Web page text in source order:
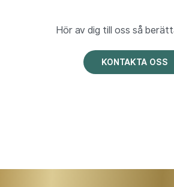
Hör av dig till oss så
KONTAKTA OSS